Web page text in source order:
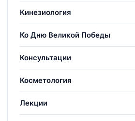
Кинезиология
Ко Дню Великой Победы
Консультации
Косметология
Лекции